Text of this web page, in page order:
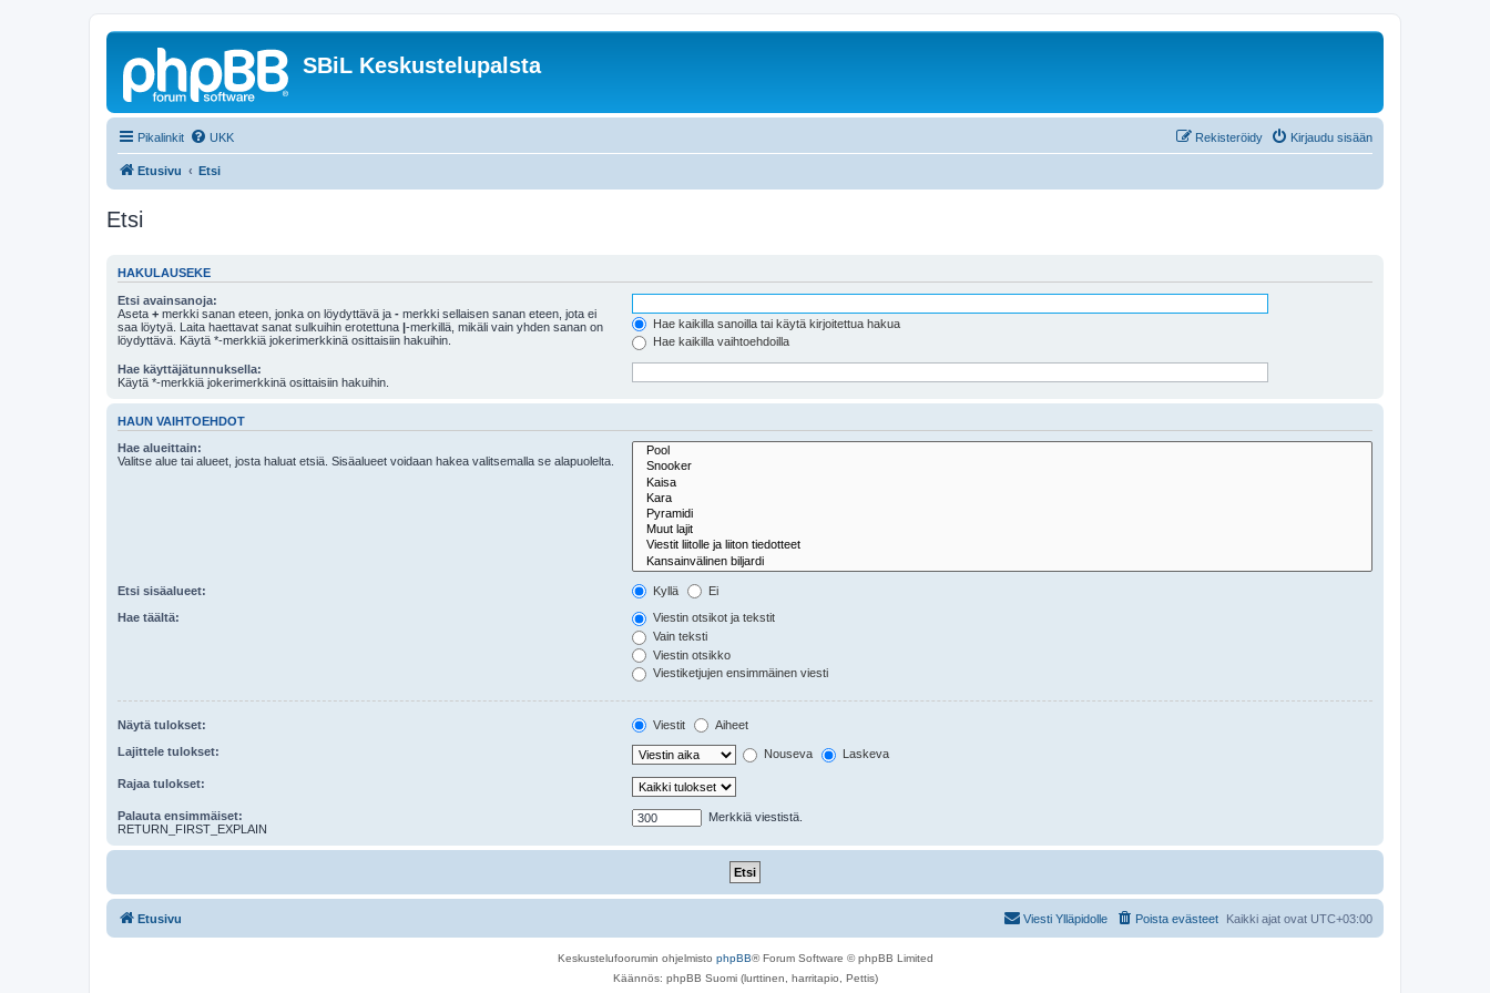
SBiL Keskustelupalsta
Pikalinkit UKK Kirjaudu sisään
Rekisteröidy
Etusivu Etsi
Etsi
HAKULAUSEKE
Etsi avainsanoja:
Aseta + merkki sanan eteen, jonka on löydyttävä ja - merkki sellaisen sanan eteen, jota ei
saa löytyä. Laita haettavat sanat sulkuihin erotettuna |-merkillä, mikäli vain yhden sanan on
löydyttävä. Käytä *-merkkiä jokerimerkkinä osittaisiin hakuihin.
Hae kaikilla sanoilla tai käytä kirjoitettua hakua
Hae kaikilla vaihtoehdoilla
Hae käyttäjätunnuksella:
Käytä *-merkkiä jokerimerkkinä osittaisiin hakuihin.
HAUN VAIHTOEHDOT
Hae alueittain:
Valitse alue tai alueet, josta haluat etsiä. Sisäalueet voidaan hakea valitsemalla se alapuolelta.
Etsi sisäalueet: Kyllä Ei
Hae täältä:
Viestin otsikot ja tekstit
Vain teksti
Viestin otsikko
Viestiketjujen ensimmäinen viesti
Näytä tulokset: Viestit Aiheet
Lajittele tulokset: Nouseva Laskeva
Rajaa tulokset:
Palauta ensimmäiset:
RETURN_FIRST_EXPLAIN
Merkkiä viestistä.
Etusivu Kaikki ajat ovat UTC+03:00
Poista evästeet
Viesti Ylläpidolle
Keskustelufoorumin ohjelmisto phpBB® Forum Software © phpBB Limited
Käännös: phpBB Suomi (lurttinen, harritapio, Pettis)